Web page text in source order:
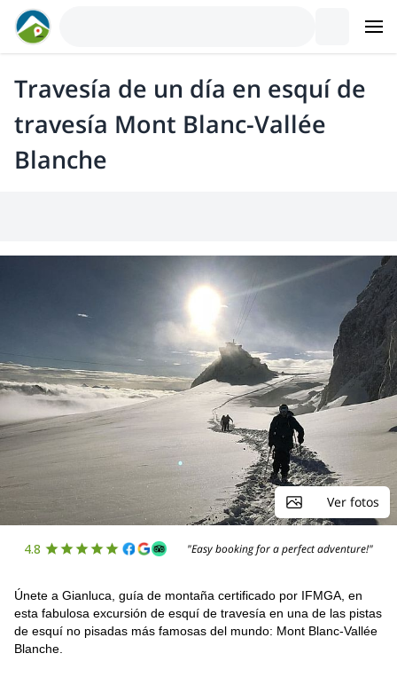
Travesía de un día en esquí de
travesía Mont Blanc-Vallée
Blanche
Ver fotos
4.8 "Easy booking for a perfect adventure!"
Únete a Gianluca, guía de montaña certificado por IFMGA, en
esta fabulosa excursión de esquí de travesía en una de las pistas
de esquí no pisadas más famosas del mundo: Mont Blanc-Vallée
Blanche.